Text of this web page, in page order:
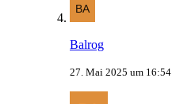
Balrog
27. Mai 2025 um 16:54